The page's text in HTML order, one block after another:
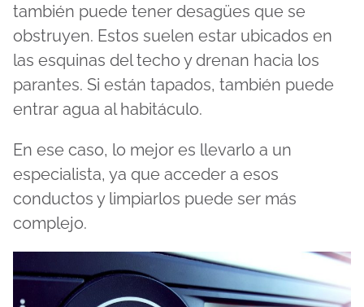
también puede tener desagües que se
obstruyen. Estos suelen estar ubicados en
las esquinas del techo y drenan hacia los
parantes. Si están tapados, también puede
entrar agua al habitáculo.
En ese caso, lo mejor es llevarlo a un
especialista, ya que acceder a esos
conductos y limpiarlos puede ser más
complejo.